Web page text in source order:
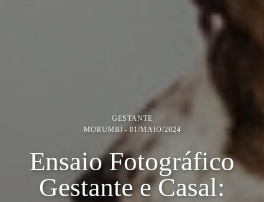
GESTANTE
MORUMBI
01/MAIO/2024
Ensaio Fotográfico
Gestante e Casal: